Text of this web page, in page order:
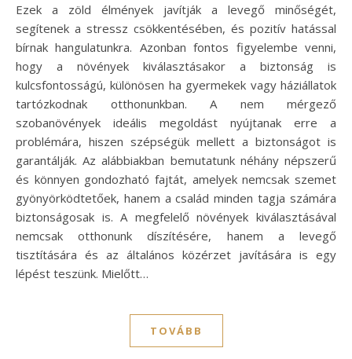
Ezek a zöld élmények javítják a levegő minőségét,
segítenek a stressz csökkentésében, és pozitív hatással
bírnak hangulatunkra. Azonban fontos figyelembe venni,
hogy a növények kiválasztásakor a biztonság is
kulcsfontosságú, különösen ha gyermekek vagy háziállatok
tartózkodnak otthonunkban. A nem mérgező
szobanövények ideális megoldást nyújtanak erre a
problémára, hiszen szépségük mellett a biztonságot is
garantálják. Az alábbiakban bemutatunk néhány népszerű
és könnyen gondozható fajtát, amelyek nemcsak szemet
gyönyörködtetőek, hanem a család minden tagja számára
biztonságosak is. A megfelelő növények kiválasztásával
nemcsak otthonunk díszítésére, hanem a levegő
tisztítására és az általános közérzet javítására is egy
lépést teszünk. Mielőtt…
TOVÁBB